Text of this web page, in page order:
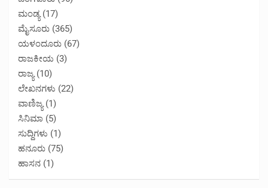
ಮಂಡ್ಯ(17)
ಮೈಸೂರು (365)
ಯಳಂದೂರು (67)
ರಾಜಕೀಯ (3)
ರಾಜ್ಯ(10)
ಲೇಖನಗಳು (22)
ವಾಣಿಜ್ಯ(1)
ಸಿನಿಮಾ (5)
ಸುದ್ದಿಗಳು (1)
ಹನೂರು (75)
ಹಾಸನ (1)